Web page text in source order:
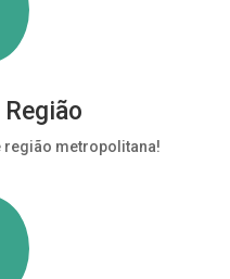
região metropolitana!